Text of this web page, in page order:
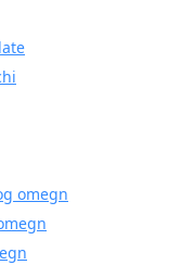
omegn